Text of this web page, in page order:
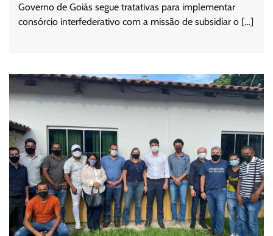
Governo de Goiás segue tratativas para implementar
consórcio interfederativo com a missão de subsidiar o […]